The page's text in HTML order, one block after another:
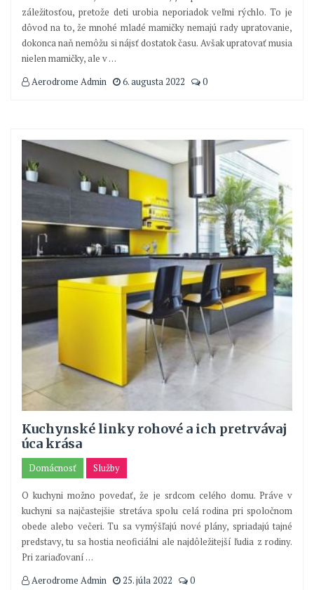
záležitosťou, pretože deti urobia neporiadok veľmi rýchlo. To je
dôvod na to, že mnohé mladé mamičky nemajú rady upratovanie,
dokonca naň nemôžu si nájsť dostatok času. Avšak upratovať musia
nielen mamičky, ale v…
Aerodrome Admin
6. augusta 2022 0
Kuchynské linky rohové a ich pretrvávaj
úca krása
Domácnosť Služby
O kuchyni možno povedať, že je srdcom celého domu. Práve v
kuchyni sa najčastejšie stretáva spolu celá rodina pri spoločnom
obede alebo večeri. Tu sa vymýšľajú nové plány, spriadajú tajné
predstavy, tu sa hostia neoficiálni ale najdôležitejší ľudia z rodiny.
Pri zariaďovaní …
Aerodrome Admin
25. júla 2022 0